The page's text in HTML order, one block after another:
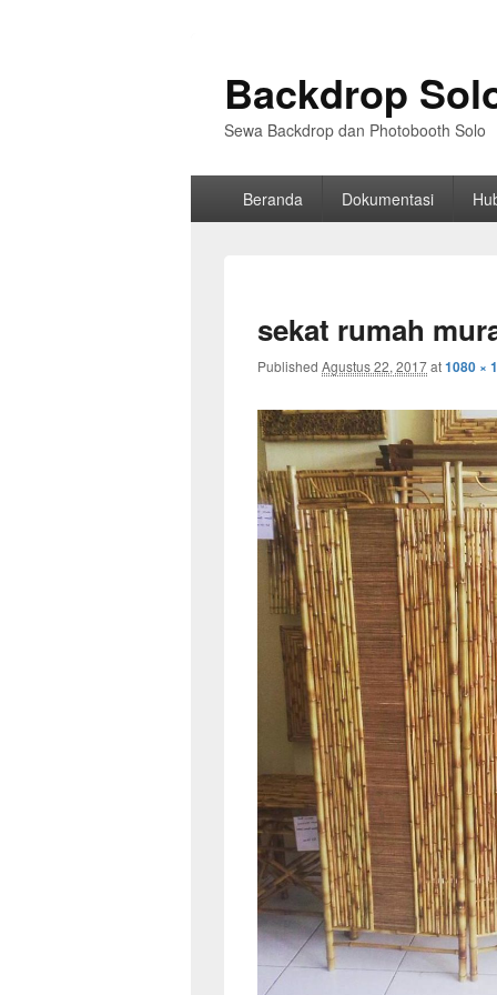
Backdrop
Sewa Backdrop dan Photobooth Solo
Beranda Dokumentasi
sekat rumah
Published Agustus 22, 2017at1080 ×